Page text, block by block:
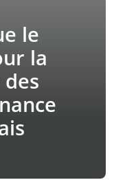
le
la